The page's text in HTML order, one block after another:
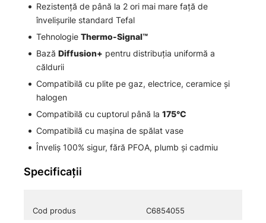
Rezistență de până la 2 ori mai mare față de
învelișurile standard Tefal
Tehnologie Thermo-Signal™
Bază Diffusion+ pentru distribuția uniformă a
căldurii
Compatibilă cu plite pe gaz, electrice, ceramice și
halogen
Compatibilă cu cuptorul până la 175°C
Compatibilă cu mașina de spălat vase
Înveliș 100% sigur, fără PFOA, plumb și cadmiu
Specificații
Cod produs
C6854055